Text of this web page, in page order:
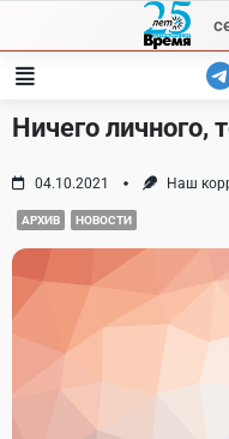
content
Ничего личного,
04.10.2021 Наш
АРХИВ НОВОСТИ